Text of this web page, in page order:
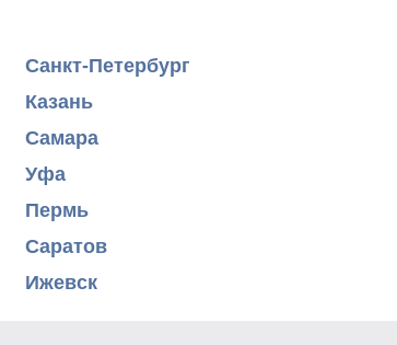
Санкт-Петербург
Казань
Самара
Уфа
Пермь
Саратов
Ижевск